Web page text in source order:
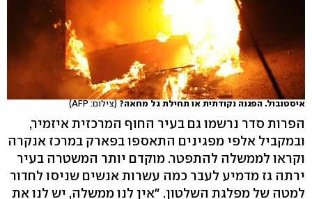
איסטנבול. הפגנה נקודתית או תחילת גל מחאה? (צילום: AFP)
הפרות סדר נרשמו גם בעיר החוף המרכזית איזמיר,
ובמקביל אלפי מפגינים התאספו בפארק במרכז אנקרה
וקראו לממשלה להתפטר. מוקדם יותר המשטרה בעיר
ירתה גז מדמיע לעבר כמה עשרות אנשים שניסו לחדור
למטה של מפלגת השלטון. "אין לנו ממשלה, יש לנו את